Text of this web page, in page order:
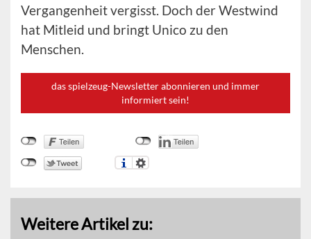
Vergangenheit vergisst. Doch der Westwind
hat Mitleid und bringt Unico zu den
Menschen.
das spielzeug-Newsletter abonnieren und immer
informiert sein!
Weitere Artikel zu: